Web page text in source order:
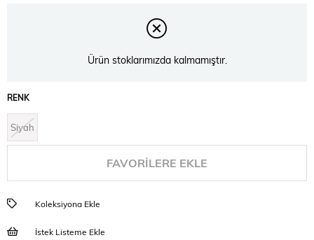
Ürün stoklarımızda kalmamıştır.
RENK
Siyah
FAVORILERE EKLE
Koleksiyona Ekle
İstek Listeme Ekle